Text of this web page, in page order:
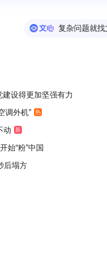
复杂问题就
设得更加坚强有力
调外机” 热
动 新
始“粉”中国
后塌方